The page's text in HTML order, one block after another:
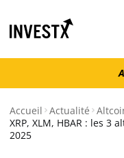
Accueil Actualité
XRP, XLM, HBAR : les
2025